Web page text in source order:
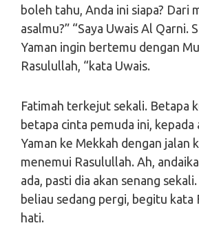
boleh tahu, Anda ini siapa? Dari
asalmu?” “Saya Uwais Al Qarni.
Yaman ingin bertemu dengan
Rasulullah, “kata Uwais.
Fatimah terkejut sekali. Betapa
betapa cinta pemuda ini, kepada
Yaman ke Mekkah dengan jalan
menemui Rasulullah. Ah,
ada, pasti dia akan senang
beliau sedang pergi, begitu kata
hati.